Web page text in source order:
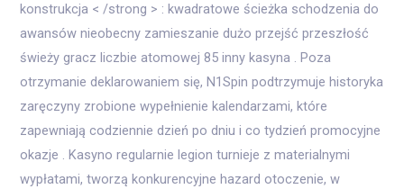
konstrukcja < /strong > : kwadratowe ścieżka schodzenia do
awansów nieobecny zamieszanie dużo przejść przeszłość
świeży gracz liczbie atomowej 85 inny kasyna . Poza
otrzymanie deklarowaniem się, N1Spin podtrzymuje historyka
zaręczyny zrobione wypełnienie kalendarzami, które
zapewniają codziennie dzień po dniu i co tydzień promocyjne
okazje . Kasyno regularnie legion turnieje z materialnymi
wypłatami, tworzą konkurencyjne hazard otoczenie, w